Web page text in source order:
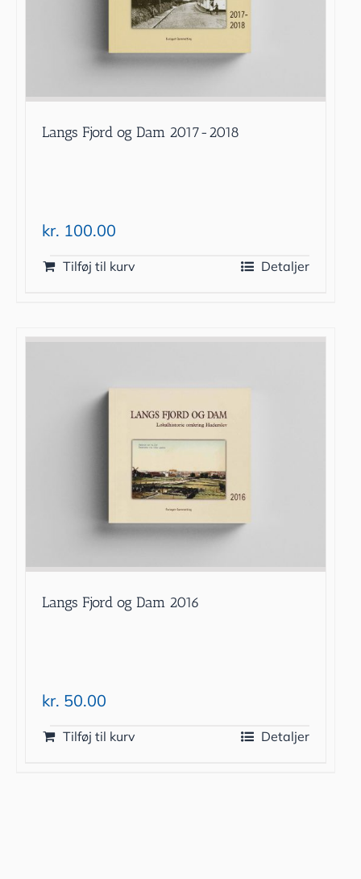
Langs Fjord og Dam 2017-2018
kr. 100.00
Tilføj til kurv Detaljer
Langs Fjord og Dam 2016
kr. 50.00
Tilføj til kurv Detaljer